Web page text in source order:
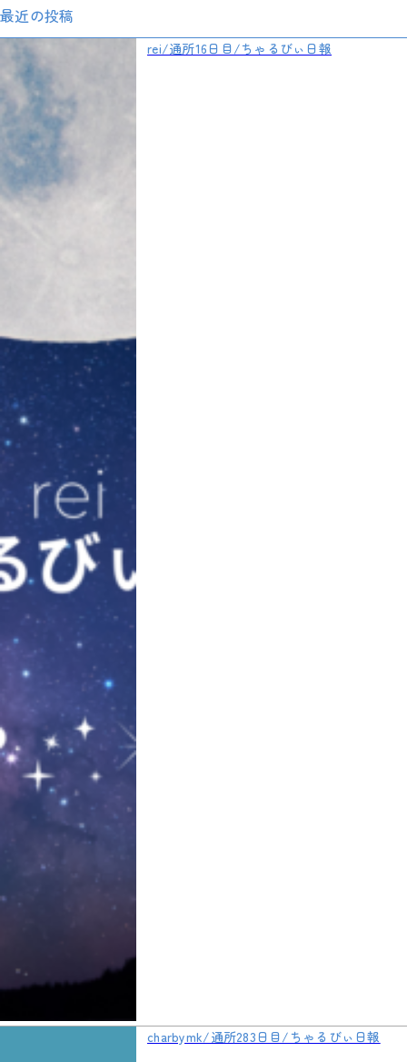
最近の投稿
rei/通所16日目/ちゃるびぃ日報
charbymk/通所283日目/ちゃるびぃ日報